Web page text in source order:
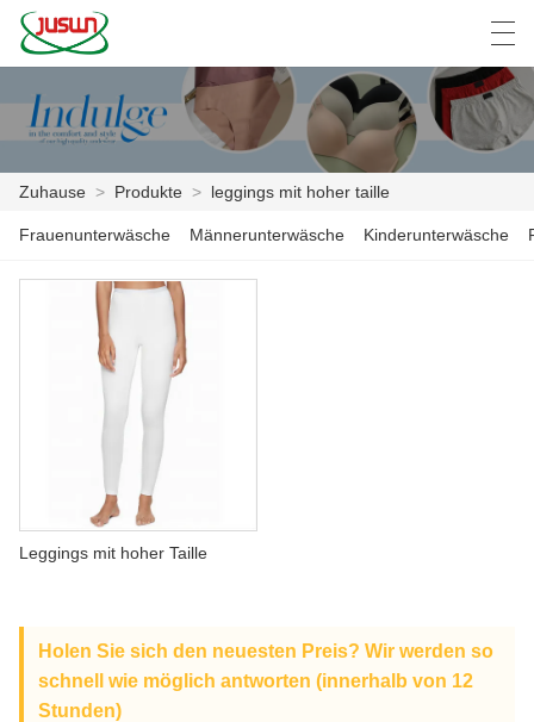
ZUHAUSE
PRODUKTE
NACHRICHTEN
KONTAKTIERE UNS
ÜBER UNS
Deutsch English Español
Zuhause > Produkte > leggings mit hoher taille
Frauenunterwäsche Männerunterwäsche Kinderunterwäsche
Leggings mit hoher Taille
Holen Sie sich den neuesten Preis? Wir werden so
schnell wie möglich antworten (innerhalb von 12
Stunden)